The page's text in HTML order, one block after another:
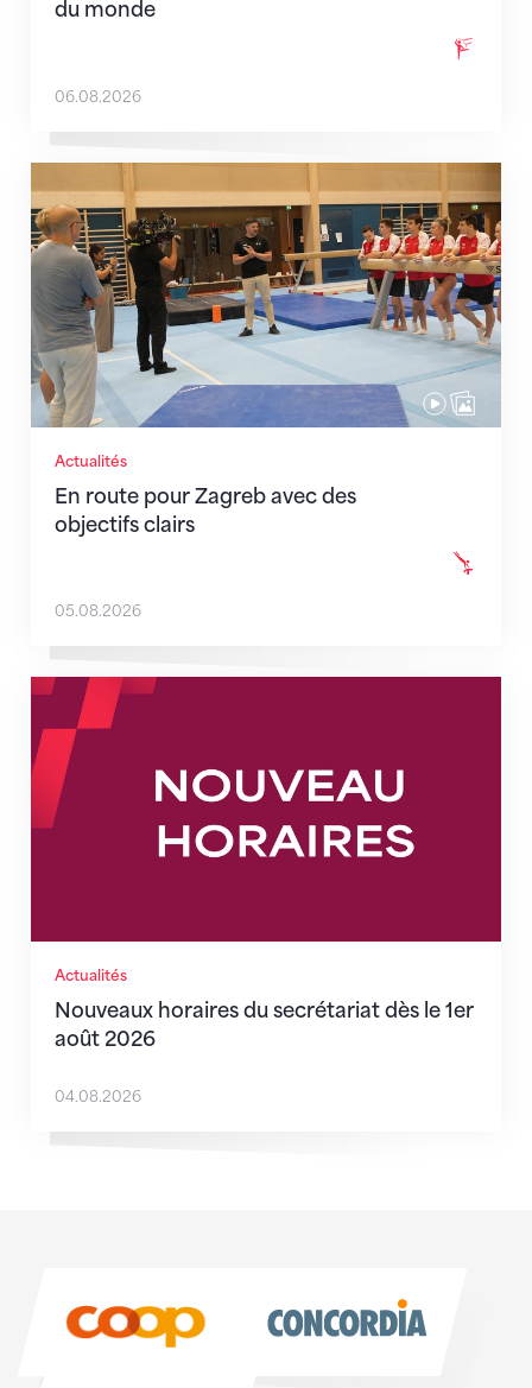
du monde
06.08.2026
Actualités
En route pour Zagreb avec des
objectifs clairs
En route pour Zagreb avec des objectifs clairs
05.08.2026
Actualités
Nouveaux horaires du secrétariat dès le 1er
août 2026
Nouveaux horaires du secrétariat dès le 1er août
04.08.2026